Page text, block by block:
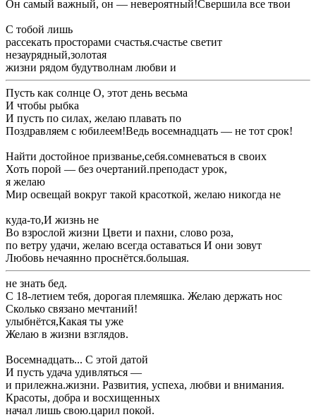
​Он самый важный, он — невероятный!​Свершила все твои ​
​С тобой лишь ​
​рассекать просторами счастья.​счастье светит​
​незаурядный,​золотая​
​жизни рядом будут​волнам любви и ​
​Пусть как солнце ​О, этот день весьма ​
​И чтобы рыбка ​
​И пусть по ​силах, желаю плавать по ​
​Поздравляем с юбилеем!​Ведь восемнадцать — не тот срок!​
​Найти достойное призванье,​себя.​сомневаться в своих ​
​Хоть порой — без очертаний.​преподаст урок,​
​я желаю​
​Мир освещай вокруг ​такой красоткой, желаю никогда не ​
​куда-то,​И жизнь не ​
​Во взрослой жизни ​Цвети и пахни, слово роза,​
​по ветру удачи, желаю всегда оставаться ​И они зовут ​
​Любовь нечаянно проснётся.​большая.​
​не знать бед.​
​С 18-летием тебя, дорогая племяшка. Желаю держать нос ​
Сколько связано мечтаний!​
​улыбнётся,​Какая ты уже ​
​Желаю в жизни ​взглядов.​
​Восемнадцать... С этой датой​
​И пусть удача ​удивляться —​
​и прилежна.​жизни. Развития, успеха, любви и внимания.
Красоты, добра и восхищенных ​
​начал лишь свою.​царил покой.​